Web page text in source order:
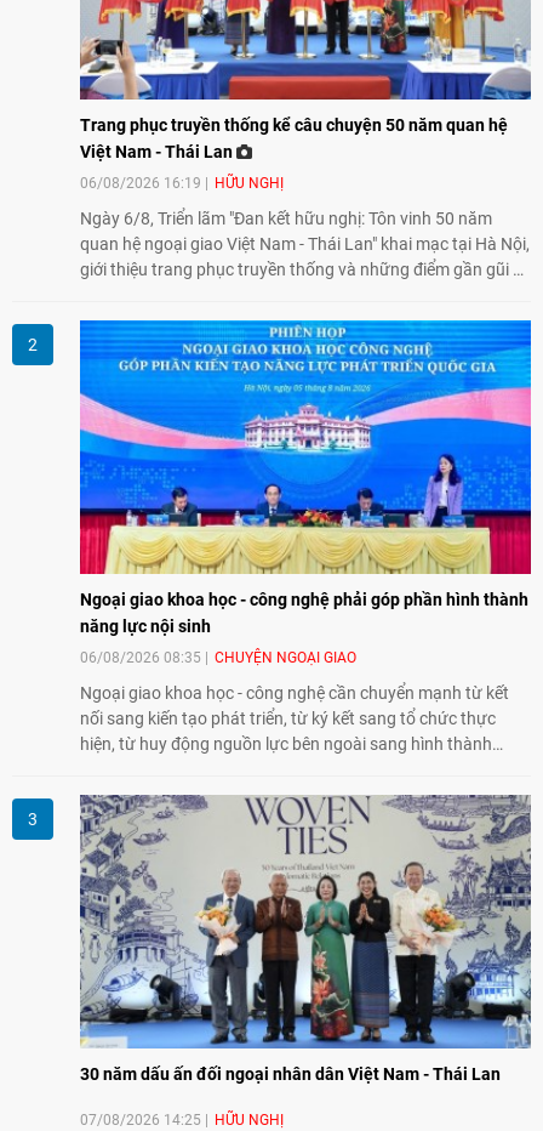
Trang phục truyền thống kể câu chuyện 50 năm quan hệ
Việt Nam - Thái Lan
06/08/2026 16:19 HỮU NGHỊ
Ngày 6/8, Triển lãm "Đan kết hữu nghị: Tôn vinh 50 năm
quan hệ ngoại giao Việt Nam - Thái Lan" khai mạc tại Hà Nội,
giới thiệu trang phục truyền thống và những điểm gần gũi về
giao lưu nhân dân trong chặng đường nửa thế kỷ quan hệ
song phương.
Ngoại giao khoa học - công nghệ phải góp phần hình thành
năng lực nội sinh
06/08/2026 08:35 CHUYỆN NGOẠI GIAO
Ngoại giao khoa học - công nghệ cần chuyển mạnh từ kết
nối sang kiến tạo phát triển, từ ký kết sang tổ chức thực
hiện, từ huy động nguồn lực bên ngoài sang hình thành
nghệ, đổi mới sáng tạo và chuyển đổi số trở thành động lực
phát triển đất nước.
30 năm dấu ấn đối ngoại nhân dân Việt Nam - Thái Lan
07/08/2026 14:25 HỮU NGHỊ